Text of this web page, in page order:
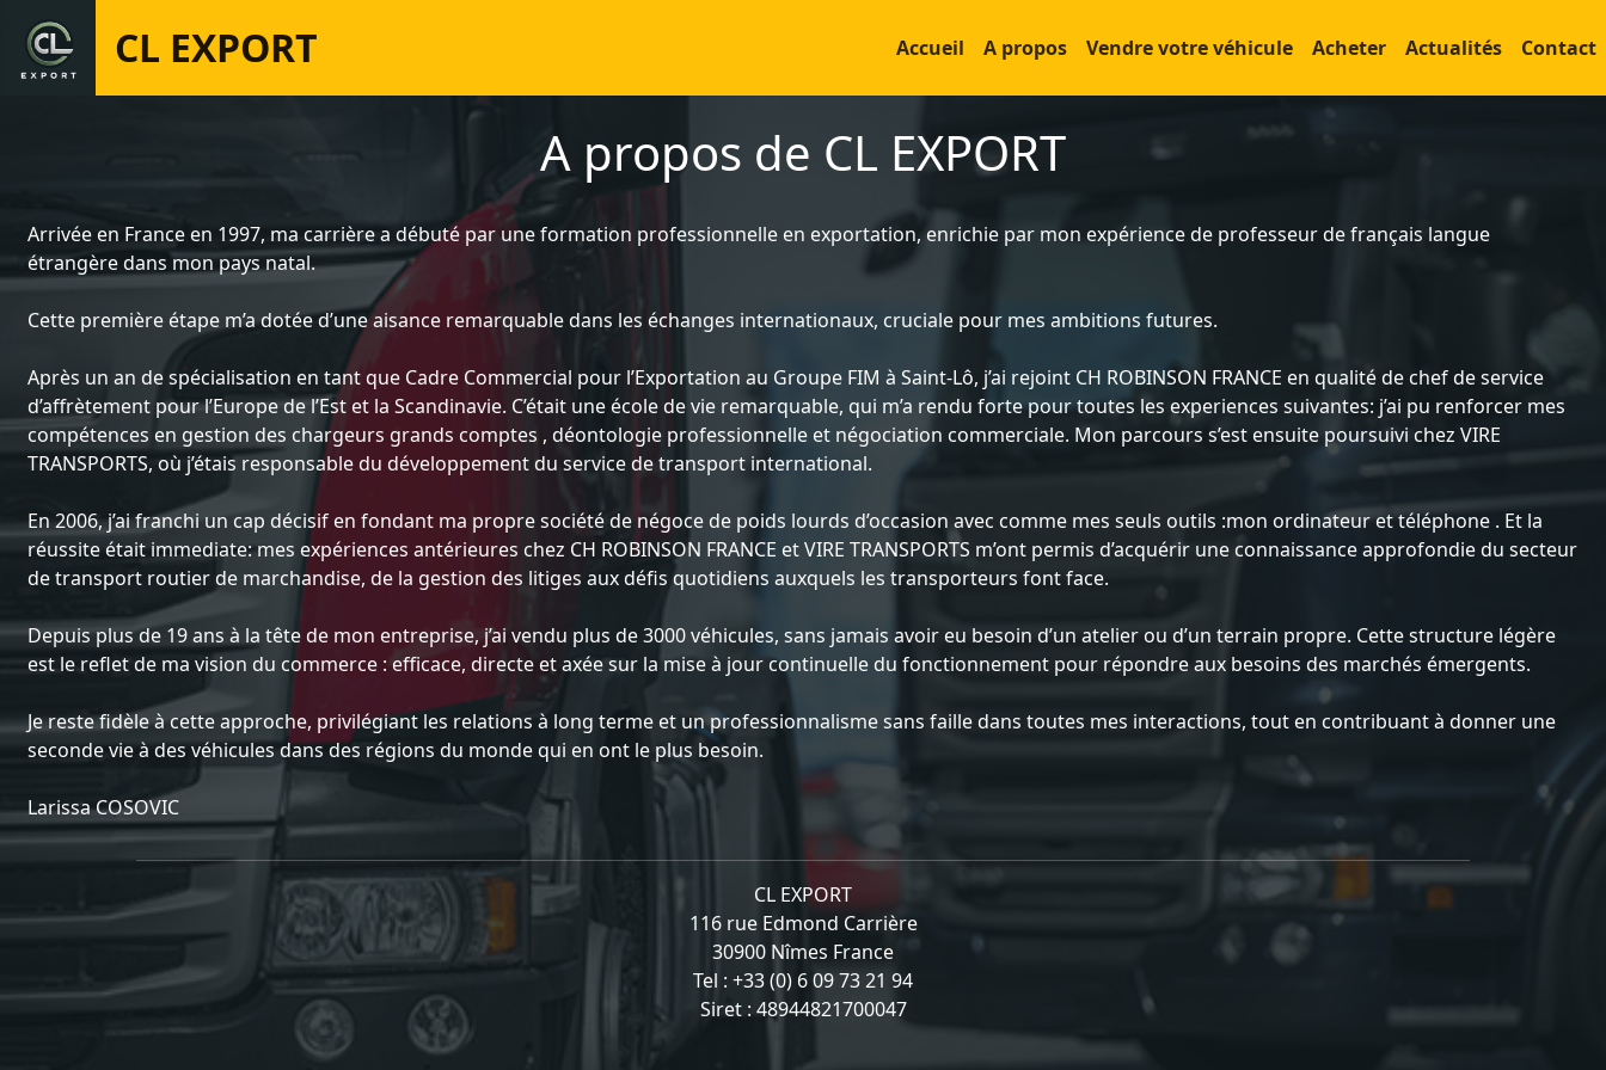
CL EXPORT Accueil A propos Vendre votre véhicule Acheter Actualités Contact
A propos de CL EXPORT
Arrivée en France en 1997, ma carrière a débuté par une formation professionnelle en exportation, enrichie par mon expérience de professeur de français langue
étrangère dans mon pays natal.
Cette première étape m’a dotée d’une aisance remarquable dans les échanges internationaux, cruciale pour mes ambitions futures.
Après un an de spécialisation en tant que Cadre Commercial pour l’Exportation au Groupe FIM à Saint-Lô, j’ai rejoint CH ROBINSON FRANCE en qualité de chef de service
d’affrètement pour l’Europe de l’Est et la Scandinavie. C’était une école de vie remarquable, qui m’a rendu forte pour toutes les experiences suivantes: j’ai pu renforcer mes
compétences en gestion des chargeurs grands comptes , déontologie professionnelle et négociation commerciale. Mon parcours s’est ensuite poursuivi chez VIRE
TRANSPORTS, où j’étais responsable du développement du service de transport international.
En 2006, j’ai franchi un cap décisif en fondant ma propre société de négoce de poids lourds d’occasion avec comme mes seuls outils :mon ordinateur et téléphone . Et la
réussite était immediate: mes expériences antérieures chez CH ROBINSON FRANCE et VIRE TRANSPORTS m’ont permis d’acquérir une connaissance approfondie du secteur
de transport routier de marchandise, de la gestion des litiges aux défis quotidiens auxquels les transporteurs font face.
Depuis plus de 19 ans à la tête de mon entreprise, j’ai vendu plus de 3000 véhicules, sans jamais avoir eu besoin d’un atelier ou d’un terrain propre. Cette structure légère
est le reflet de ma vision du commerce : efficace, directe et axée sur la mise à jour continuelle du fonctionnement pour répondre aux besoins des marchés émergents.
Je reste fidèle à cette approche, privilégiant les relations à long terme et un professionnalisme sans faille dans toutes mes interactions, tout en contribuant à donner une
seconde vie à des véhicules dans des régions du monde qui en ont le plus besoin.
Larissa COSOVIC
CL EXPORT
116 rue Edmond Carrière
30900 Nîmes France
Tel : +33 (0) 6 09 73 21 94
Siret : 48944821700047